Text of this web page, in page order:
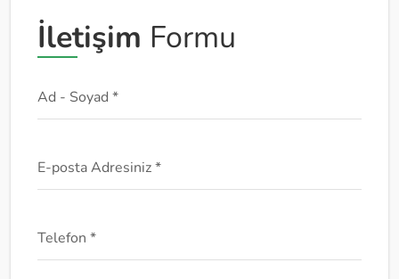
İletişim Formu
Ad - Soyad *
E-posta Adresiniz *
Telefon *